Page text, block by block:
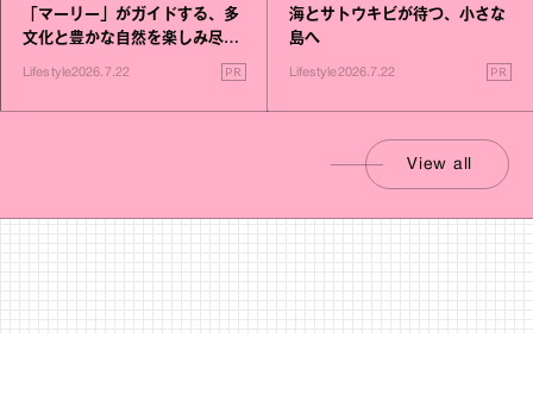
「マーリー」がガイドする、多
文化と豊かな自然を楽しみ尽く
Lifestyle2026.7.22 PR
海とサトウキビが待つ、小さな
島へ
Lifestyle2026.7.22 PR
View all